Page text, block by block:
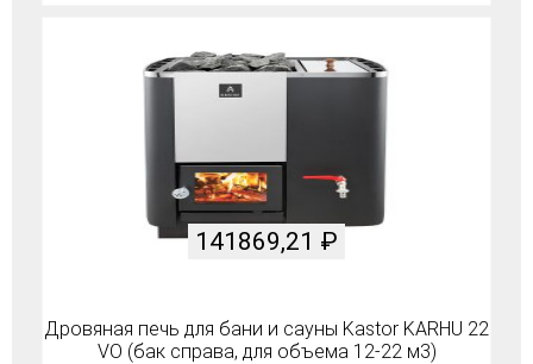
Дровяная печь для бани и сауны Kastor KARHU 22
VO (бак справа, для объема 12-22 м3)
141869,21 ₽